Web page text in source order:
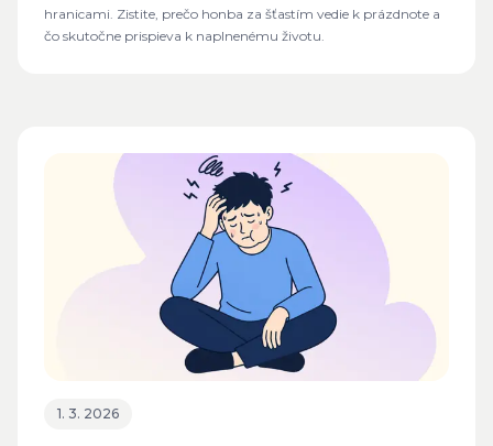
hranicami. Zistite, prečo honba za šťastím vedie k prázdnote a
čo skutočne prispieva k naplnenému životu.
1. 3. 2026